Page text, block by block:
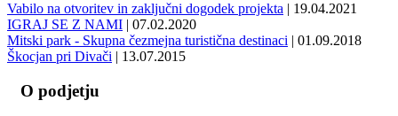
Vabilo na otvoritev in zaključni dogodek projekta | 19.04.2021
IGRAJ SE Z NAMI | 07.02.2020
Mitski park - Skupna čezmejna turistična destinaci | 01.09.2018
Škocjan pri Divači | 13.07.2015
O podjetju